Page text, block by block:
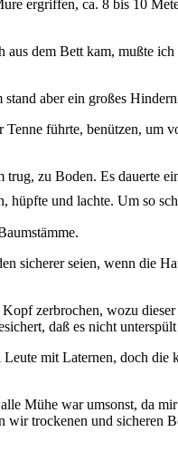
ergriffen, ca. 8 bis 10
dem Bett kam, mußte
aber ein großes
führte, benützen, um
zu Boden. Es dauerte
und lachte. Um so
sicherer seien, wenn die
zerbrochen, wozu
daß es nicht
mit Laternen, doch die
Mühe war umsonst, da
wir trockenen und sicheren